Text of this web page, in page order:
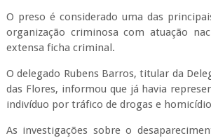
O preso é considerado uma das
organização criminosa com atuação
extensa ficha criminal.
O delegado Rubens Barros, titular da
das Flores, informou que já havia
indivíduo por tráfico de drogas e
As investigações sobre o